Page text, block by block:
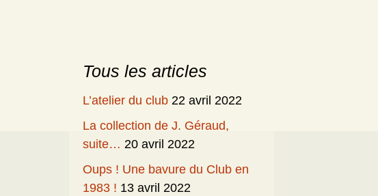
Tous les articles
L’atelier du club 22 avril 2022
La collection de J. Géraud,
suite… 20 avril 2022
Oups ! Une bavure du Club en
1983 ! 13 avril 2022